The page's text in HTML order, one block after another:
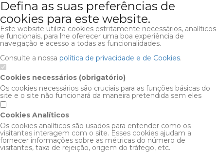
Defina as suas preferências de
cookies para este website.
Este website utiliza cookies estritamente necessários, analíticos
e funcionais, para lhe oferecer uma boa experiência de
navegação e acesso a todas as funcionalidades.
Consulte a nossa política de privacidade e de Cookies.
Cookies necessários (obrigatório)
Os cookies necessários são cruciais para as funções básicas do
site e o site não funcionará da maneira pretendida sem eles
Cookies Analíticos
Os cookies analíticos são usados para entender como os
visitantes interagem com o site. Esses cookies ajudam a
fornecer informações sobre as métricas do número de
visitantes, taxa de rejeição, origem do tráfego, etc.